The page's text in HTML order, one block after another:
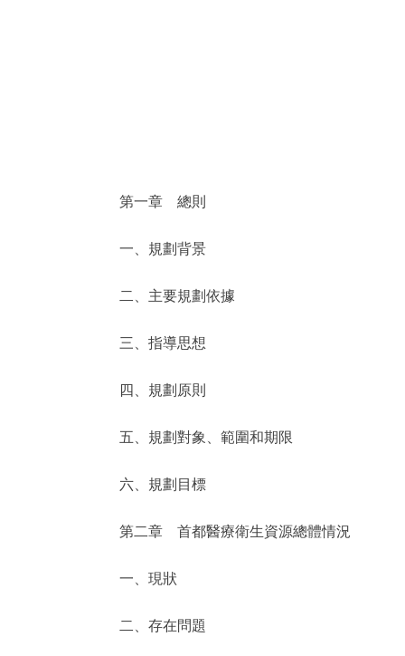
綠色北京
第一章 總則
一、規劃背景
二、主要規劃依據
三、指導思想
四、規劃原則
五、規劃對象、範圍和期限
六、規劃目標
第二章 首都醫療衛生資源總體情況
一、現狀
二、存在問題